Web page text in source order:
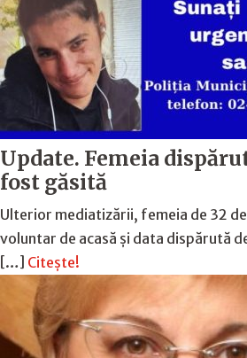
Update. Femeia
fost găsită
Ulterior mediatizării, femeia de 32
voluntar de acasă și data dispărută
[…] Citește!